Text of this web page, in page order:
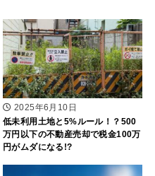
2025年6月10日
低未利用土地と5%ルール！？500
万円以下の不動産売却で税金100万
円がムダになる!?